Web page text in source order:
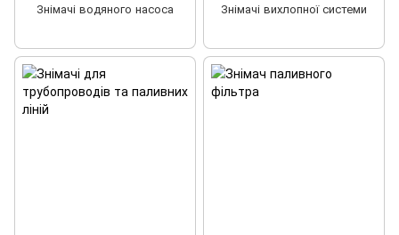
Знімачі водяного насоса Знімачі вихлопної системи